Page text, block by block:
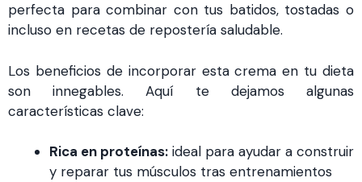
perfecta para combinar con tus batidos, tostadas o
incluso en recetas de repostería saludable.
Los beneficios de incorporar esta crema en tu dieta
son innegables. Aquí te dejamos algunas
características clave:
Rica en proteínas: ideal para ayudar a construir
y reparar tus músculos tras entrenamientos